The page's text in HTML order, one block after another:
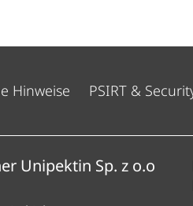
Hinweise PSIRT &
Unipektin Sp. z o.o